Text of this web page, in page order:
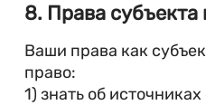
8. Права
Ваши права как
право:
1) знать об